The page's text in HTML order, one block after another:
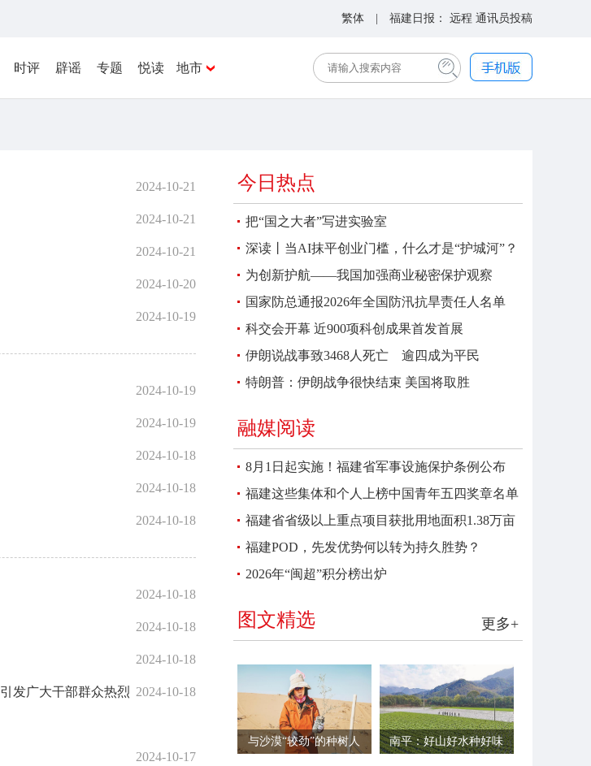
繁体 | 福建日报： 远程 通讯员投稿
时评 辟谣 专题 悦读 地市
2024-10-21
2024-10-21
2024-10-21
2024-10-20
2024-10-19
2024-10-19
2024-10-19
2024-10-18
2024-10-18
2024-10-18
2024-10-18
2024-10-18
2024-10-18
2024-10-18
发广大干部群众热烈
2024-10-17
今日热点
把“国之大者”写进实验室
深读丨当AI抹平创业门槛，什么才是“护城河”？
为创新护航——我国加强商业秘密保护观察
国家防总通报2026年全国防汛抗旱责任人名单
科交会开幕 近900项科创成果首发首展
伊朗说战事致3468人死亡 逾四成为平民
特朗普：伊朗战争很快结束 美国将取胜
融媒阅读
8月1日起实施！福建省军事设施保护条例公布
福建这些集体和个人上榜中国青年五四奖章名单
福建省省级以上重点项目获批用地面积1.38万亩
福建POD，先发优势何以转为持久胜势？
2026年“闽超”积分榜出炉
更多+
图文精选
与沙漠“较劲”的种树人 南平：好山好水种好味